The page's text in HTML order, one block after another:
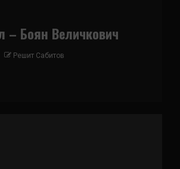
– Боян Величкович
Решит Сабитов